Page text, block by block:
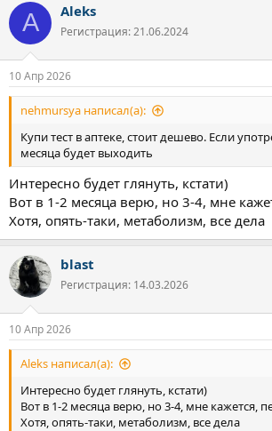
к
и
A Aleks
Регистрация: 21.06.2024
10 Апр 2026
nehmursya написал(а):
Купи тест в аптеке, стоит дешево. Если
месяца будет выходить
Интересно будет глянуть, кстати)
Вот в 1-2 месяца верю, но 3-4, мне
Хотя, опять-таки, метаболизм, все дела
blast
Регистрация: 14.03.2026
10 Апр 2026
Aleks написал(а):
Интересно будет глянуть, кстати)
Вот в 1-2 месяца верю, но 3-4, мне кажется,
Хотя, опять-таки, метаболизм, все дела